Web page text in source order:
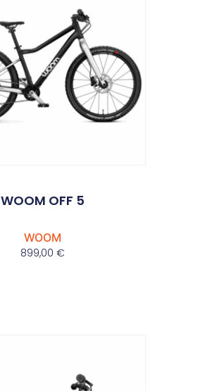
WOOM OFF 5
WOOM
899,00 €